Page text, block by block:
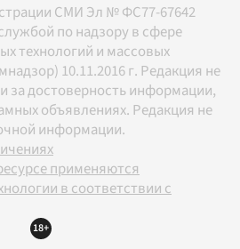
СМИ Эл № ФС77-67642
по надзору в сфере
технологий и массовых
10.11.2016 г. Редакция не
за достоверность информации,
объявлениях. Редакция не
информации.
применяются
в соответствии с
18+